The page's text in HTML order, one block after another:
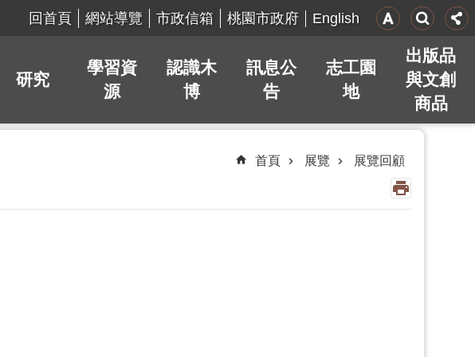
回首頁 網站導覽 市政信箱 桃園市政府 English
研究
學習資
源
認識木
博
訊息公
告
志工園
地
出版品
與文創
商品
首頁 展覽 展覽回顧